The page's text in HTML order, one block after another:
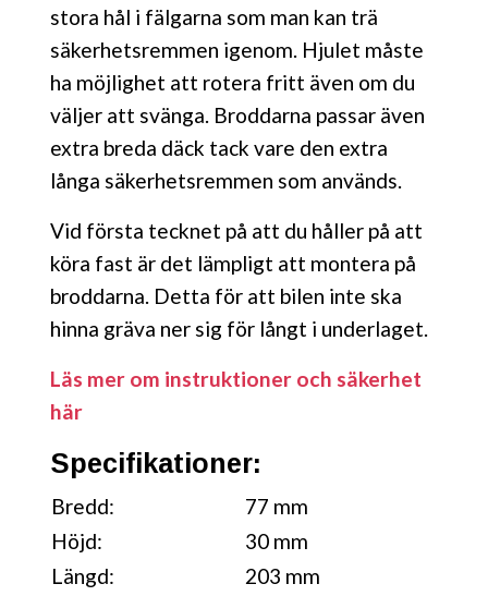
stora hål i fälgarna som man kan trä
säkerhetsremmen igenom. Hjulet måste
ha möjlighet att rotera fritt även om du
väljer att svänga. Broddarna passar även
extra breda däck tack vare den extra
långa säkerhetsremmen som används.
Vid första tecknet på att du håller på att
köra fast är det lämpligt att montera på
broddarna. Detta för att bilen inte ska
hinna gräva ner sig för långt i underlaget.
Läs mer om instruktioner och säkerhet
här
Specifikationer:
Bredd:
77 mm
Höjd:
30 mm
Längd:
203 mm